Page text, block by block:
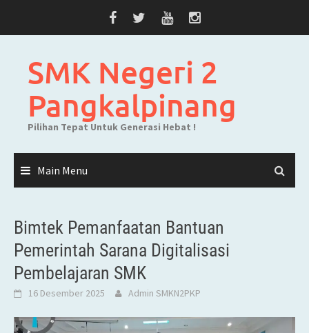
SMK Negeri 2
Pangkalpinang
Pilihan Tepat Untuk Generasi Hebat !
Main Menu
Bimtek Pemanfaatan Bantuan
Pemerintah Sarana Digitalisasi
Pembelajaran SMK
16 Desember 2025 Admin SMKN2PKP